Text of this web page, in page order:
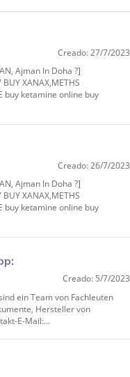
Creado: 27/7/2023
Ajman In Doha ?]
XANAX,METHS
buy ketamine online buy
Creado: 26/7/2023
Ajman In Doha ?]
XANAX,METHS
buy ketamine online buy
Creado: 5/7/2023
ein Team von Fachleuten
Hersteller von
E-Mail:...